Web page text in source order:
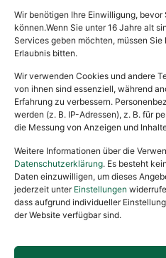
Wir benötigen Ihre Einwilligung,
können.Wenn Sie unter 16 Jahre alt
Services geben möchten, müssen
Erlaubnis bitten.
Wir verwenden Cookies und andere
von ihnen sind essenziell, während
Erfahrung zu verbessern.
werden (z. B. IP-Adressen), z. B. für
die Messung von Anzeigen und
Weitere Informationen über die
Datenschutzerklärung. Es besteht
Daten einzuwilligen, um dieses
jederzeit unter Einstellungen
dass aufgrund individueller
der Website verfügbar sind.